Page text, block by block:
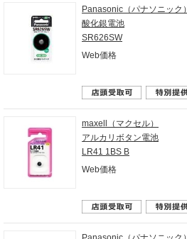
Panasonic（パナソニック）
酸化銀電池
SR626SW
Web価格
maxell（マクセル）
アルカリボタン電池
LR41 1BS B
Web価格